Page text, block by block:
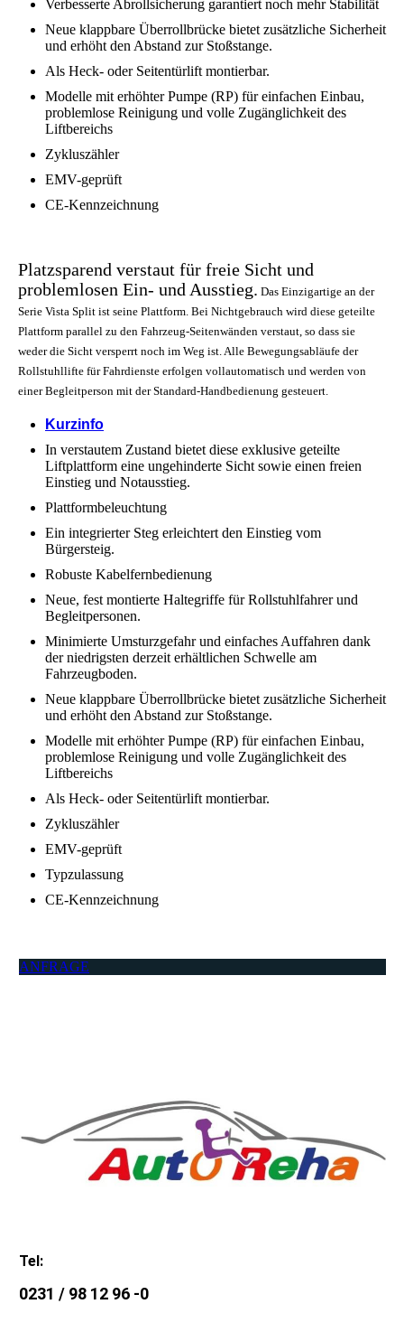
Verbesserte Abrollsicherung garantiert noch mehr Stabilität
Neue klappbare Überrollbrücke bietet zusätzliche Sicherheit
und erhöht den Abstand zur Stoßstange.
Als Heck- oder Seitentürlift montierbar.
Modelle mit erhöhter Pumpe (RP) für einfachen Einbau,
problemlose Reinigung und volle Zugänglichkeit des
Liftbereichs
Zykluszähler
EMV-geprüft
CE-Kennzeichnung
Platzsparend verstaut für freie Sicht und
problemlosen Ein- und Ausstieg. Das Einzigartige an der
Serie Vista Split ist seine Plattform. Bei Nichtgebrauch wird diese geteilte
Plattform parallel zu den Fahrzeug-Seitenwänden verstaut, so dass sie
weder die Sicht versperrt noch im Weg ist. Alle Bewegungsabläufe der
Rollstuhllifte für Fahrdienste erfolgen vollautomatisch und werden von
einer Begleitperson mit der Standard-Handbedienung gesteuert.
Kurzinfo
In verstautem Zustand bietet diese exklusive geteilte
Liftplattform eine ungehinderte Sicht sowie einen freien
Einstieg und Notausstieg.
Plattformbeleuchtung
Ein integrierter Steg erleichtert den Einstieg vom
Bürgersteig.
Robuste Kabelfernbedienung
Neue, fest montierte Haltegriffe für Rollstuhlfahrer und
Begleitpersonen.
Minimierte Umsturzgefahr und einfaches Auffahren dank
der niedrigsten derzeit erhältlichen Schwelle am
Fahrzeugboden.
Neue klappbare Überrollbrücke bietet zusätzliche Sicherheit
und erhöht den Abstand zur Stoßstange.
Modelle mit erhöhter Pumpe (RP) für einfachen Einbau,
problemlose Reinigung und volle Zugänglichkeit des
Liftbereichs
Als Heck- oder Seitentürlift montierbar.
Zykluszähler
EMV-geprüft
Typzulassung
CE-Kennzeichnung
ANFRAGE
Tel:
0231 / 98 12 96 -0